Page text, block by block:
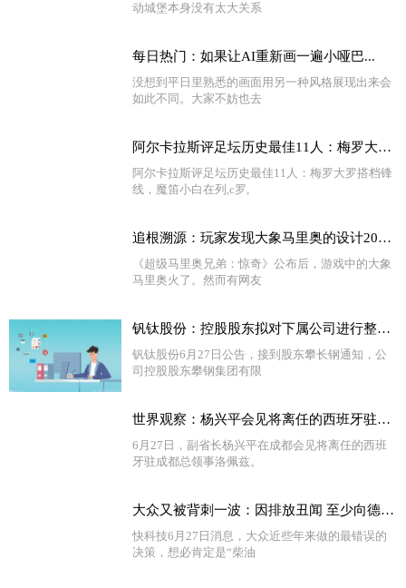
动城堡本身没有太大关系
每日热门：如果让AI重新画一遍小哑巴...
没想到平日里熟悉的画面用另一种风格展现出来会
如此不同。大家不妨也去
阿尔卡拉斯评足坛历史最佳11人：梅罗大罗搭档锋线，魔笛小白在列_今日聚焦
阿尔卡拉斯评足坛历史最佳11人：梅罗大罗搭档锋
线，魔笛小白在列,c罗,
追根溯源：玩家发现大象马里奥的设计20年前就有
《超级马里奥兄弟：惊奇》公布后，游戏中的大象
马里奥火了。然而有网友
钒钛股份：控股股东拟对下属公司进行整合，攀长特将持有5.61亿股公司股份
钒钛股份6月27日公告，接到股东攀长钢通知，公
司控股股东攀钢集团有限
世界观察：杨兴平会见将离任的西班牙驻成都总领事洛佩兹
6月27日，副省长杨兴平在成都会见将离任的西班
牙驻成都总领事洛佩兹。
大众又被背刺一波：因排放丑闻 至少向德国车主赔偿5％车价 世界热头条
快科技6月27日消息，大众近些年来做的最错误的
决策，想必肯定是“柴油